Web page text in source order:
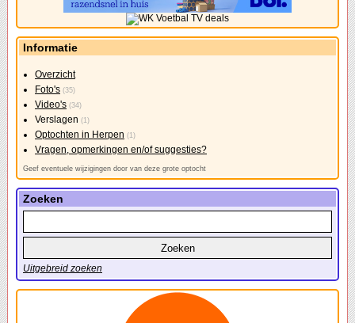
Informatie
Overzicht
Foto's (35)
Video's (34)
Verslagen (1)
Optochten in Herpen (1)
Vragen, opmerkingen en/of suggesties?
Geef eventuele wijzigingen door van deze grote optocht
Zoeken
Uitgebreid zoeken